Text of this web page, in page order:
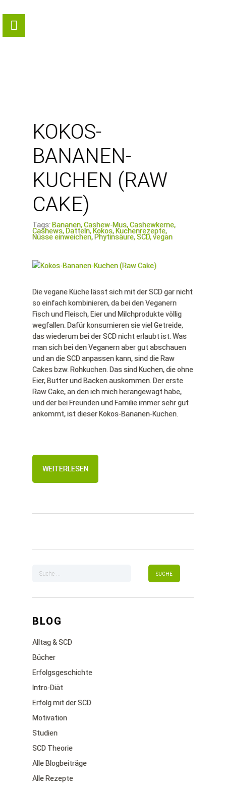
KOKOS-
BANANEN-
KUCHEN (RAW
CAKE)
Tags: Bananen,Cashew-Mus,Cashewkerne,
Cashews, Datteln, Kokos, Kuchenrezepte,
Nüsse einweichen, Phytinsäure,SCD,vegan
Die vegane Küche lässt sich mit der SCD gar nicht
so einfach kombinieren, da bei den Veganern
Fisch und Fleisch, Eier und Milchprodukte völlig
wegfallen. Dafür konsumieren sie viel Getreide,
das wiederum bei der SCD nicht erlaubt ist. Was
man sich bei den Veganern aber gut abschauen
und an die SCD anpassen kann, sind die Raw
Cakes bzw. Rohkuchen. Das sind Kuchen, die ohne
Eier, Butter und Backen auskommen. Der erste
Raw Cake, an den ich mich herangewagt habe,
und der bei Freunden und Familie immer sehr gut
ankommt, ist dieser Kokos-Bananen-Kuchen.
WEITERLESEN
BLOG
Alltag & SCD
Bücher
Erfolgsgeschichte
Intro-Diät
Erfolg mit der SCD
Motivation
Studien
SCD Theorie
Alle Blogbeiträge
Alle Rezepte